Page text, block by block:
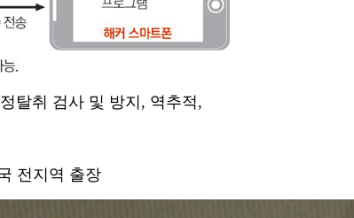
탈취 검사 및 방지, 역추적,
전지역 출장